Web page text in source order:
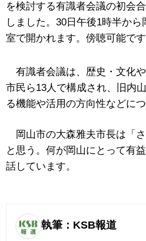
を検討する有識者会議の初会
しました。 30日午後1時半から
室で開かれます。傍聴可能です
有識者会議は、歴史・文化や
市民ら13人で構成され、
旧内
る機能や活用の方向性などに
岡山市の大森雅夫市長は「
と思う。何が岡山にとって有
話しています。
執筆：KSB報道